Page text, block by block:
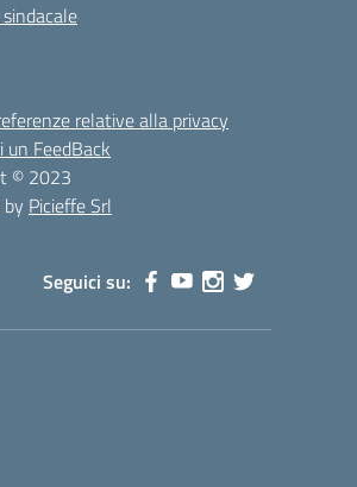
relative alla privacy
un FeedBack
© 2023
Picieffe Srl
Seguici su: